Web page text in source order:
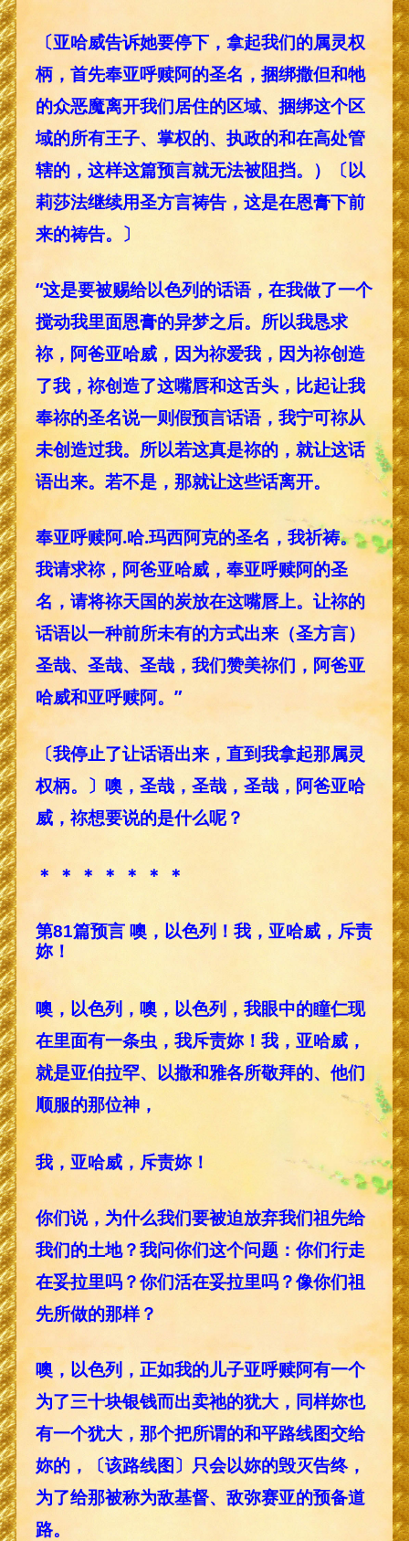
〔亚哈威告诉她要停下，拿起我们的属灵权
柄，首先奉亚呼赎阿的圣名，捆绑撒但和牠
的众恶魔离开我们居住的区域、捆绑这个区
域的所有王子、掌权的、执政的和在高处管
辖的，这样这篇预言就无法被阻挡。）〔以
莉莎法继续用圣方言祷告，这是在恩膏下前
来的祷告。〕
“这是要被赐给以色列的话语，在我做了一个
搅动我里面恩膏的异梦之后。所以我恳求
祢，阿爸亚哈威，因为祢爱我，因为祢创造
了我，祢创造了这嘴唇和这舌头，比起让我
奉祢的圣名说一则假预言话语，我宁可祢从
未创造过我。所以若这真是祢的，就让这话
语出来。若不是，那就让这些话离开。
奉亚呼赎阿.哈.玛西阿克的圣名，我祈祷。
我请求祢，阿爸亚哈威，奉亚呼赎阿的圣
名，请将祢天国的炭放在这嘴唇上。让祢的
话语以一种前所未有的方式出来（圣方言）
圣哉、圣哉、圣哉，我们赞美祢们，阿爸亚
哈威和亚呼赎阿。”
〔我停止了让话语出来，直到我拿起那属灵
权柄。〕噢，圣哉，圣哉，圣哉，阿爸亚哈
威，祢想要说的是什么呢？
＊ ＊ ＊ ＊ ＊ ＊ ＊
第81篇预言 噢，以色列！我，亚哈威，斥责
妳！
噢，以色列，噢，以色列，我眼中的瞳仁现
在里面有一条虫，我斥责妳！我，亚哈威，
就是亚伯拉罕、以撒和雅各所敬拜的、他们
顺服的那位神，
我，亚哈威，斥责妳！
你们说，为什么我们要被迫放弃我们祖先给
我们的土地？我问你们这个问题：你们行走
在妥拉里吗？你们活在妥拉里吗？像你们祖
先所做的那样？
噢，以色列，正如我的儿子亚呼赎阿有一个
为了三十块银钱而出卖祂的犹大，同样妳也
有一个犹大，那个把所谓的和平路线图交给
妳的，〔该路线图〕只会以妳的毁灭告终，
为了给那被称为敌基督、敌弥赛亚的预备道
路。